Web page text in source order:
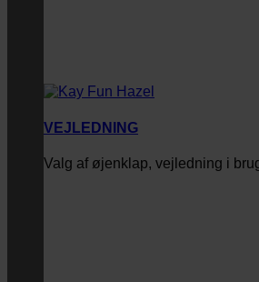
VEJLEDNING
Valg af øjenklap, vejledning i